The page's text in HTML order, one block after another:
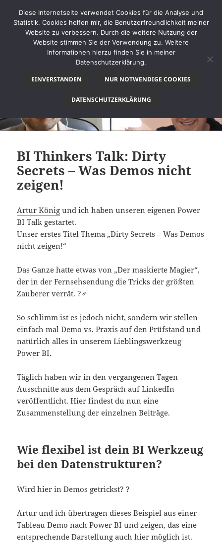
BI Thinkers Talk: Dirty
Secrets – Was Demos nicht
zeigen!
Artur König und ich haben unseren eigenen Power
BI Talk gestartet.
Unser erstes Titel Thema „Dirty Secrets – Was Demos
nicht zeigen!“
Das Ganze hatte etwas von „Der maskierte Magier“,
der in der Fernsehsendung die Tricks der größten
Zauberer verrät. ?‍♂️
So schlimm ist es jedoch nicht, sondern wir stellen
einfach mal Demo vs. Praxis auf den Prüfstand und
natürlich alles in unserem Lieblingswerkzeug
Power BI.
Täglich haben wir in den vergangenen Tagen
Ausschnitte aus dem Gespräch auf LinkedIn
veröffentlicht. Hier findest du nun eine
Zusammenstellung der einzelnen Beiträge.
Wie flexibel ist dein BI Werkzeug
bei den Datenstrukturen?
Wird hier in Demos getrickst? ?
Artur und ich übertragen dieses Beispiel aus einer
Tableau Demo nach Power BI und zeigen, das eine
entsprechende Darstellung auch hier möglich ist.
Diese Internetseite verwendet Cookies für die Analyse und
Statistik. Cookies helfen mir, die Benutzerfreundlichkeit meiner
Website zu verbessern. Durch die weitere Nutzung der
Website stimmen Sie der Verwendung zu. Weitere
Informationen hierzu finden Sie in meiner
Datenschutzerklärung.
EINVERSTANDEN NUR NOTWENDIGE COOKIES
DATENSCHUTZERKLÄRUNG